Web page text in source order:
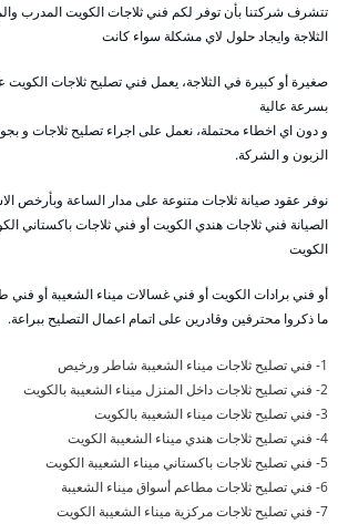
تتشرف شركتنا بأن توفر لكم فني ثلاجات الكويت المدرب
الثلاجة وايجاد حلول لاي مشكلة سواء كانت
صغيرة أو كبيرة في الثلاجة، يعمل فني تصليح ثلاجات
بسرعة عالية
و دون اي اخطاء محتملة، نعمل على اجراء تصليح ثلاجات و
الزبون و الشركة.
نوفر عقود صيانة ثلاجات متنوعة على مدار الساعة وبأرخص
الصيانة فني ثلاجات هندي الكويت أو فني ثلاجات باكستاني
الكويت
أو فني برادات الكويت أو فني غسالات ميناء الشعيبة أو فني
ما ذكروا محترفين وقادرين على اتمام اعمال التصليح ببراعة.
1- فني تصليح ثلاجات ميناء الشعيبة شاطر ورخيص
2- فني تصليح ثلاجات داخل المنزل ميناء الشعيبة بالكويت
3- فني تصليح ثلاجات ميناء الشعيبة بالكويت
4- فني تصليح ثلاجات هندي ميناء الشعيبة الكويت
5- فني تصليح ثلاجات باكستاني ميناء الشعيبة الكويت
6- فني تصليح ثلاجات مطاعم أسواق ميناء الشعيبة
7- فني تصليح ثلاجات مركزية ميناء الشعيبة الكويت